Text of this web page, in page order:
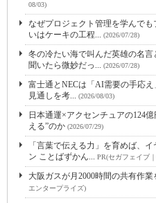
08/03)
なぜプロジェクト管理を学んで
いはケーキの工程... (2026/07/28)
冬の冷たい海で叫んだ英雄の名
聞いたら微妙だっ... (2026/07/28)
富士通とNECは「AI需要の手応
見通しを考... (2026/08/03)
日本通運×アクセンチュアの124
える”のか (2026/07/29)
「言葉で伝える力」を育めば、
ン ことばずかん... PR(セガフェイブ
大阪ガスが月2000時間の共有作
エンタープライズ)